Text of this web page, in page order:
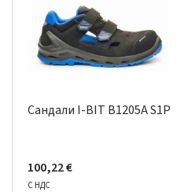
Сандали I-BIT B1205A S1P
100,22 €
С НДС